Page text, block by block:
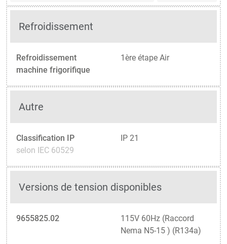
Refroidissement
Refroidissement
machine frigorifique
1ère étape Air
Autre
Classification IP
selon IEC 60529
IP 21
Versions de tension disponibles
9655825.02
115V 60Hz (Raccord
Nema N5-15 ) (R134a)